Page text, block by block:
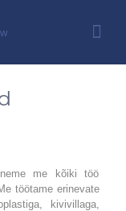
me kõiki töö
töötame erinevate
kivivillaga,